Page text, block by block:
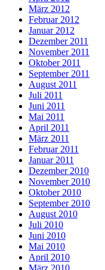
März 2012
Februar 2012
Januar 2012
Dezember 2011
November 2011
Oktober 2011
September 2011
August 2011
Juli 2011
Juni 2011
Mai 2011
April 2011
März 2011
Februar 2011
Januar 2011
Dezember 2010
November 2010
Oktober 2010
September 2010
August 2010
Juli 2010
Juni 2010
Mai 2010
April 2010